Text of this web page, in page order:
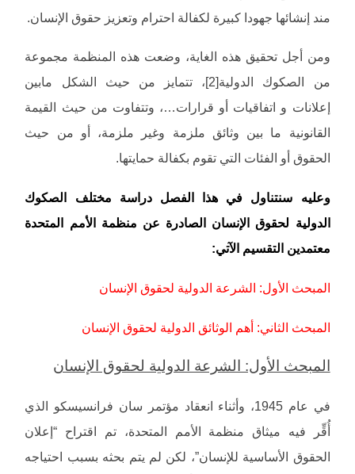
مند إنشائها جهودا كبيرة لكفالة احترام وتعزيز حقوق الإنسان.
ومن أجل تحقيق هذه الغاية، وضعت هذه المنظمة مجموعة
من الصكوك الدولية[2]، تتمايز من حيث الشكل مابين
إعلانات و اتفاقيات أو قرارات…، وتتفاوت من حيث القيمة
القانونية ما بين وثائق ملزمة وغير ملزمة، أو من حيث
الحقوق أو الفئات التي تقوم بكفالة حمايتها.
وعليه سنتناول في هذا الفصل دراسة مختلف الصكوك
الدولية لحقوق الإنسان الصادرة عن منظمة الأمم المتحدة
معتمدين التقسيم الآتي:
المبحث الأول: الشرعة الدولية لحقوق الإنسان
المبحث الثاني: أهم الوثائق الدولية لحقوق الإنسان
المبحث الأول: الشرعة الدولية لحقوق الإنسان
في عام 1945، وأثناء انعقاد مؤتمر سان فرانسيسكو الذي
أُقِّر فيه ميثاق منظمة الأمم المتحدة، تم اقتراح “إعلان
الحقوق الأساسية للإنسان”، لكن لم يتم بحثه بسبب احتياجه